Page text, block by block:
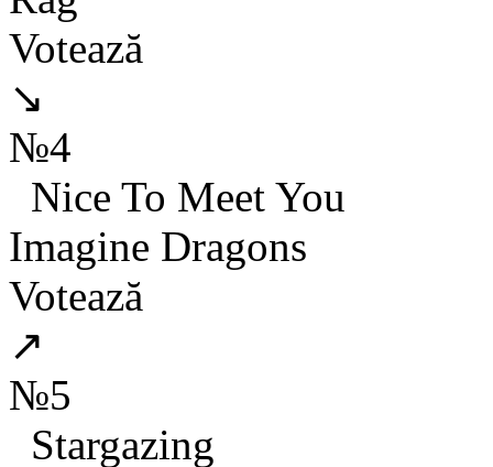
Votează
↘
№4
Nice To Meet You
Imagine Dragons
Votează
↗
№5
Stargazing